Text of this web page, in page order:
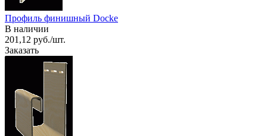
Профиль финишный Docke
В наличии
201,12 руб./шт.
Заказать